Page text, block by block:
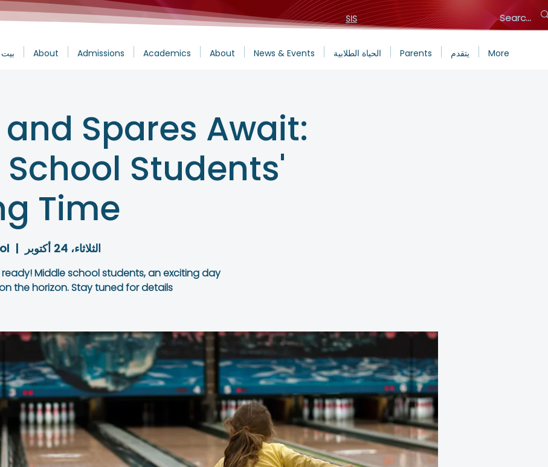
SIS
بيت About Admissions Academics About News & Events الحياة الطلابية Parents يتقدم More
Spares Await:
Students'
Time!
الثلاثاء، 24 أكتوبر
  |
Middle school students, an exciting day
the horizon. Stay tuned for details!